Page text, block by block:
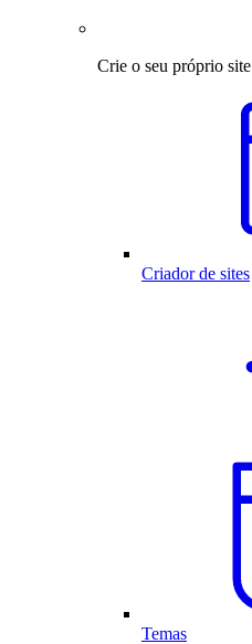
Crie o seu próprio site
Criador de sites
Temas